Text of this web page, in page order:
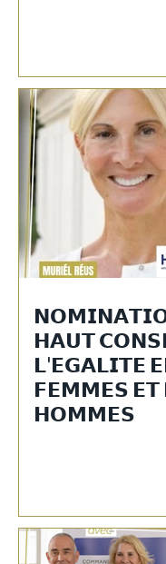
𝗛𝗔𝗨𝗧
𝗟'𝗘𝗚𝗔𝗟𝗜𝗧𝗘
𝗙𝗘𝗠𝗠𝗘𝗦 𝗘𝗧
𝗛𝗢𝗠𝗠𝗘𝗦